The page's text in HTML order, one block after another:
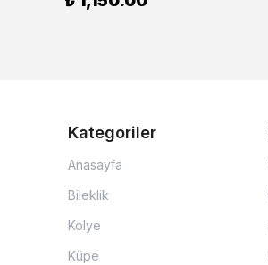
Kategoriler
Anasayfa
Bileklik
Kolye
Küpe